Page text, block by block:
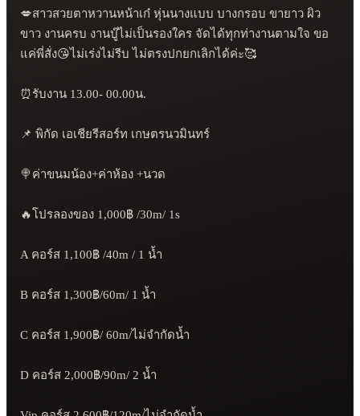
💋สาวสวยตาหวานหน้าเก๋ หุ่นนางแบบ บางกรอบ ขายาว ผิว
ขาว งานครบ งานบู๊ไม่เป็นรองใคร จัดได้ทุกท่างานตามใจ ขอ
แค่พี่สั่ง😘ไม่เร่งไม่รีบ ไม่ตรงปกยกเลิกได้ค่ะ🥰
⏰รับงาน 13.00- 00.00น.
📌 พิกัด เอเชียรีสอร์ท เกษตรนวมินทร์
🍭ค่าขนมน้อง+ค่าห้อง +นวด
🔥โปรลองของ 1,000฿ /30m/ 1s
A คอร์ส 1,100฿ /40m / 1 น้ำ
B คอร์ส 1,300฿/60m/ 1 น้ำ
C คอร์ส 1,900฿/ 60m/ไม่จำกัดน้ำ
D คอร์ส 2,000฿/90m/ 2 น้ำ